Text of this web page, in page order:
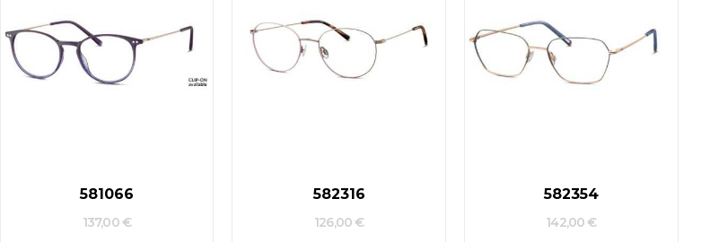
581066
137,00 €
582316
126,00 €
582354
142,00 €